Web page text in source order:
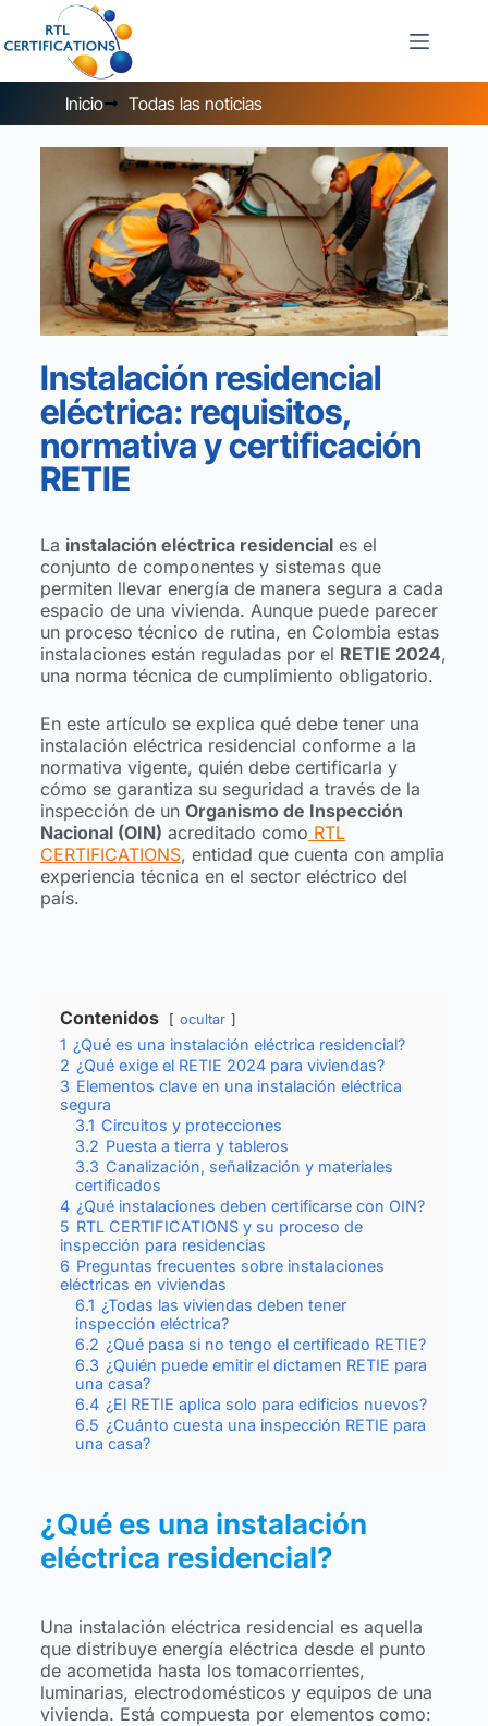
Inicio Todas las noticias
Instalación residencial
eléctrica: requisitos,
normativa y certificación
RETIE
La instalación eléctrica residenciales el
conjunto de componentes y sistemas que
permiten llevar energía de manera segura a cada
espacio de una vivienda. Aunque puede parecer
un proceso técnico de rutina, en Colombia estas
instalaciones están reguladas por el RETIE 2024,
una norma técnica de cumplimiento obligatorio.
En este artículo se explica qué debe tener una
instalación eléctrica residencial conforme a la
normativa vigente, quién debe certificarla y
cómo se garantiza su seguridad a través de la
inspección de un Organismo de Inspección
Nacional (OIN) acreditado como RTL
CERTIFICATIONS, entidad que cuenta con amplia
experiencia técnica en el sector eléctrico del
país.
Contenidos ocultar
1 ¿Qué es una instalación eléctrica residencial?
2 ¿Qué exige el RETIE 2024 para viviendas?
3 Elementos clave en una instalación eléctrica
segura
3.1 Circuitos y protecciones
3.2 Puesta a tierra y tableros
3.3 Canalización, señalización y materiales
certificados
4 ¿Qué instalaciones deben certificarse con OIN?
5 RTL CERTIFICATIONS y su proceso de
inspección para residencias
6 Preguntas frecuentes sobre instalaciones
eléctricas en viviendas
6.1 ¿Todas las viviendas deben tener
inspección eléctrica?
6.2 ¿Qué pasa si no tengo el certificado RETIE?
6.3 ¿Quién puede emitir el dictamen RETIE para
una casa?
6.4 ¿El RETIE aplica solo para edificios nuevos?
6.5 ¿Cuánto cuesta una inspección RETIE para
una casa?
¿Qué es una instalación
eléctrica residencial?
Una instalación eléctrica residencial es aquella
que distribuye energía eléctrica desde el punto
de acometida hasta los tomacorrientes,
luminarias, electrodomésticos y equipos de una
vivienda. Está compuesta por elementos como: